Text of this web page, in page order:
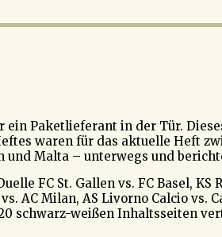
ein Paketlieferant in der Tür.
waren für das aktuelle Heft
und Malta – unterwegs und
FC St. Gallen vs. FC Basel, KS
AC Milan, AS Livorno Calcio vs.
schwarz-weißen Inhaltsseiten